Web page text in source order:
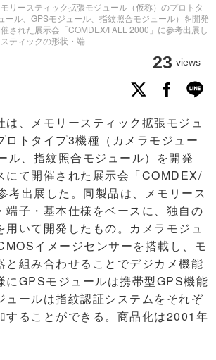
リースティック拡張モジュール（仮称）のプロトタ
ール、GPSモジュール、指紋照合モジュール）を開発
された展示会「COMDEX/FALL 2000」に参考出展し
ティックの形状・端
23 views
、メモリースティック拡張モジュ
ロトタイプ3機種（カメラモジュー
ル、指紋照合モジュール）を開発
にて開催された展示会「COMDEX/
考出展した。同製品は、メモリース
端子・基本仕様をベースに、独自の
用いて開発したもの。カメラモジュ
イメージセンサーを搭載し、モ
と組み合わせることでデジカメ機能
にGPSモジュールは携帯型GPS機能
ュールは指紋認証システムをそれぞ
することができる。商品化は2001年